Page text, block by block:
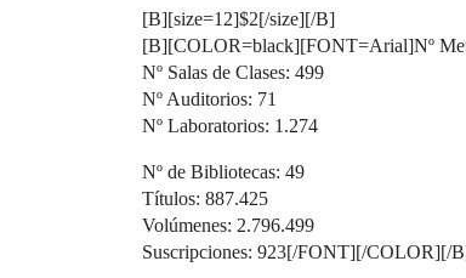
[B][size=12]$2[/size][/B]
[B][COLOR=black][FONT=Arial]Nº
Nº Salas de Clases: 499
Nº Auditorios: 71
Nº Laboratorios: 1.274
Nº de Bibliotecas: 49
Títulos: 887.425
Volúmenes: 2.796.499
Suscripciones: 923[/FONT][/COLOR][/